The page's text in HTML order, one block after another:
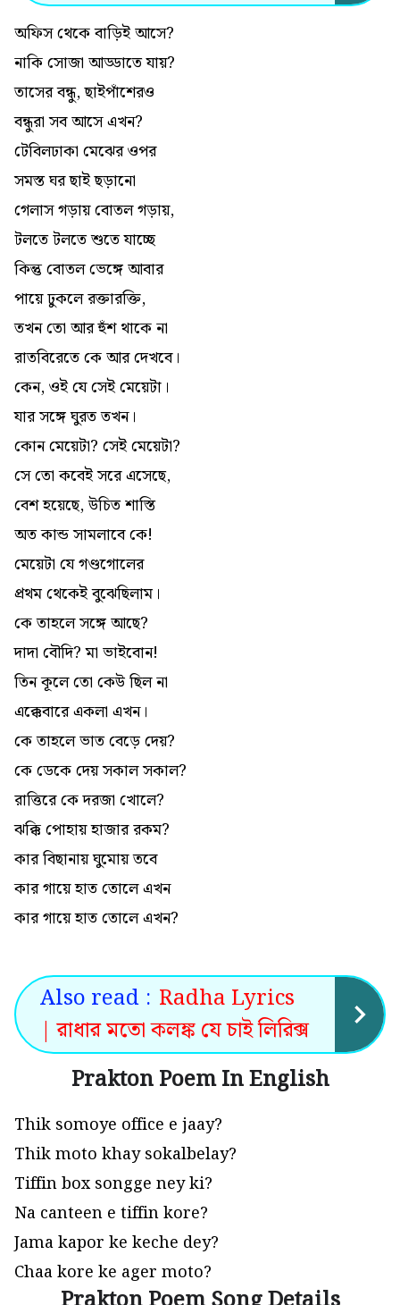
অফিস থেকে বাড়িই আসে?
নাকি সোজা আড্ডাতে যায়?
তাসের বন্ধু, ছাইপাঁশেরও
বন্ধুরা সব আসে এখন?
টেবিলঢাকা মেঝের ওপর
সমস্ত ঘর ছাই ছড়ানো
গেলাস গড়ায় বোতল গড়ায়,
টলতে টলতে শুতে যাচ্ছে
কিন্তু বোতল ভেঙ্গে আবার
পায়ে ঢুকলে রক্তারক্তি,
তখন তো আর হুঁশ থাকে না
রাতবিরেতে কে আর দেখবে।
কেন, ওই যে সেই মেয়েটা।
যার সঙ্গে ঘুরত তখন।
কোন মেয়েটা? সেই মেয়েটা?
সে তো কবেই সরে এসেছে,
বেশ হয়েছে, উচিত শাস্তি
অত কান্ড সামলাবে কে!
মেয়েটা যে গণ্ডগোলের
প্রথম থেকেই বুঝেছিলাম।
কে তাহলে সঙ্গে আছে?
দাদা বৌদি? মা ভাইবোন!
তিন কূলে তো কেউ ছিল না
এক্কেবারে একলা এখন।
কে তাহলে ভাত বেড়ে দেয়?
কে ডেকে দেয় সকাল সকাল?
রাত্তিরে কে দরজা খোলে?
ঝক্কি পোহায় হাজার রকম?
কার বিছানায় ঘুমোয় তবে
কার গায়ে হাত তোলে এখন
কার গায়ে হাত তোলে এখন?
Also read : Radha Lyrics
| রাধার মতো কলঙ্ক যে চাই লিরিক্স
Prakton Poem In English
Thik somoye office e jaay?
Thik moto khay sokalbelay?
Tiffin box songge ney ki?
Na canteen e tiffin kore?
Jama kapor ke keche dey?
Chaa kore ke ager moto?